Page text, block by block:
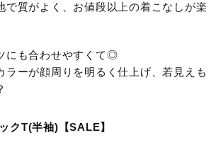
で質がよく、お値段以上の着こなしが楽
にも合わせやすくて◎
ラーが顔周りを明るく仕上げ、若見えも
クT(半袖)【SALE】